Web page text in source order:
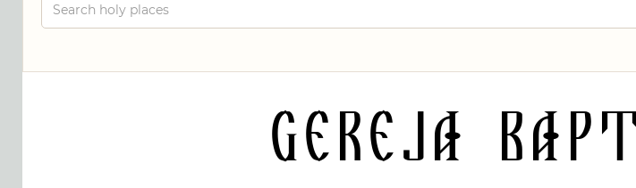
Gereja